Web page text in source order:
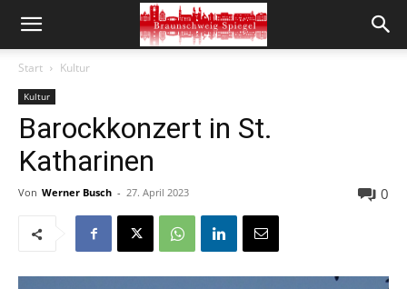
Start Kultur
Kultur
Barockkonzert in St.
Katharinen
Von Werner Busch - 27. April 2023 0